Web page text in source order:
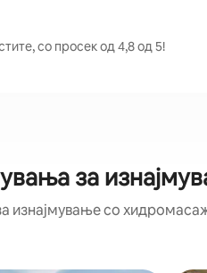
со просек од 4,8 од 5!
за
изнајмување со